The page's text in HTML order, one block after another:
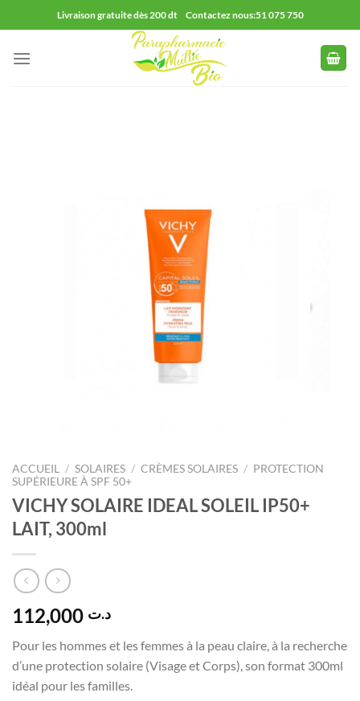
au
contenu
Livraison gratuite dès 200 dt Contactez nous:51 075 750
ACCUEIL / SOLAIRES / CRÈMES SOLAIRES / PROTECTION
SUPÉRIEURE À SPF 50+
VICHY SOLAIRE IDEAL SOLEIL IP50+
LAIT, 300ml
د.ت
Pour les hommes et les femmes à la peau claire, à la recherche
d’une protection solaire (Visage et Corps), son format 300ml
idéal pour les familles.